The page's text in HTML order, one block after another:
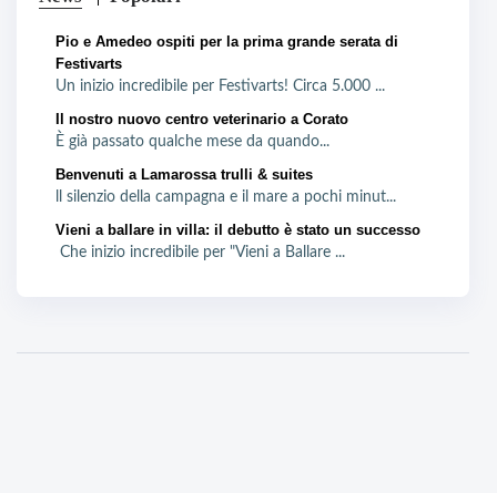
Pio e Amedeo ospiti per la prima grande serata di
Festivarts
Un inizio incredibile per Festivarts! Circa 5.000 ...
Il nostro nuovo centro veterinario a Corato
È già passato qualche mese da quando...
Benvenuti a Lamarossa trulli & suites
ll silenzio della campagna e il mare a pochi minut...
Vieni a ballare in villa: il debutto è stato un successo
Che inizio incredibile per "Vieni a Ballare ...